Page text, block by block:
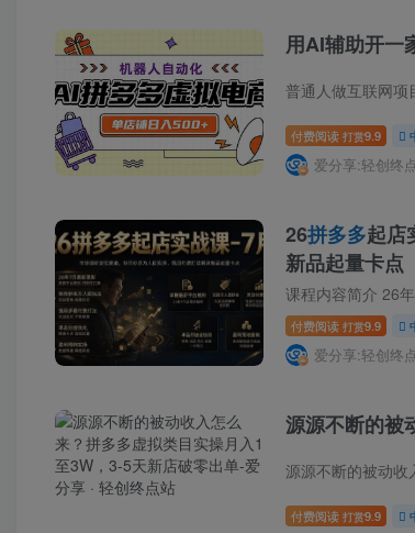
用AI辅助开一
付费阅读 打赏9.9
爱分享:轻创终
26拼多多起店
新品起量卡点
课程内容简介 26年
付费阅读 打赏9.9
爱分享:轻创终
源源不断的被
源源不断的被动收
付费阅读 打赏9.9